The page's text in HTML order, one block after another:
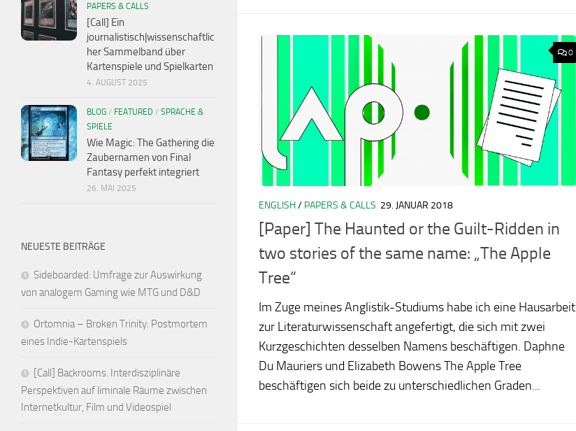
0
ENGLISH/ PAPERS & CALLS 29. JANUAR 2018
[Paper] The Haunted or the Guilt-Ridden in
two stories of the same name: „The Apple
Tree“
Im Zuge meines Anglistik-Studiums habe ich eine Hausarbeit
zur Literaturwissenschaft angefertigt, die sich mit zwei
Kurzgeschichten desselben Namens beschäftigen. Daphne
Du Mauriers und Elizabeth Bowens The Apple Tree
beschäftigen sich beide zu unterschiedlichen Graden...
PAPERS & CALLS
[Call] Ein
journalistisch|wissenschaftlic
her Sammelband über
Kartenspiele und Spielkarten
4. AUGUST 2025
BLOG / FEATURED / SPRACHE &
SPIELE
Wie Magic: The Gathering die
Zaubernamen von Final
Fantasy perfekt integriert
26. MAI 2025
NEUESTE BEITRÄGE
Sideboarded: Umfrage zur Auswirkung
von analogem Gaming wie MTG und D&D
Ortomnia – Broken Trinity: Postmortem
eines Indie-Kartenspiels
[Call] Backrooms. Interdisziplinäre
Perspektiven auf liminale Räume zwischen
Internetkultur, Film und Videospiel